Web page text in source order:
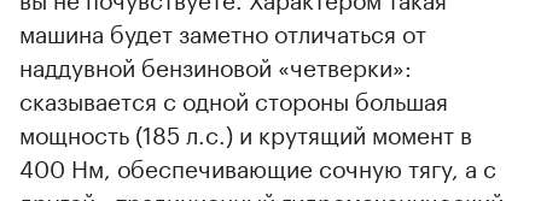
машина будет заметно отличаться от
наддувной бензиновой «четверки»:
сказывается с одной стороны большая
мощность (185 л.с.) и крутящий момент в
400 Нм, обеспечивающие сочную тягу, а с